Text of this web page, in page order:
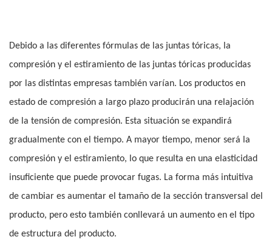
Debido a las diferentes fórmulas de las juntas tóricas, la
compresión y el estiramiento de las juntas tóricas producidas
por las distintas empresas también varían. Los productos en
estado de compresión a largo plazo producirán una relajación
de la tensión de compresión. Esta situación se expandirá
gradualmente con el tiempo. A mayor tiempo, menor será la
compresión y el estiramiento, lo que resulta en una elasticidad
insuficiente que puede provocar fugas. La forma más intuitiva
de cambiar es aumentar el tamaño de la sección transversal del
producto, pero esto también conllevará un aumento en el tipo
de estructura del producto.